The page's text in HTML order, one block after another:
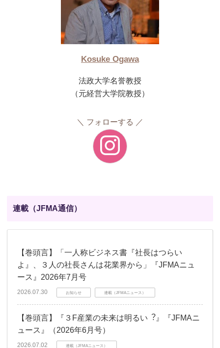
Kosuke Ogawa
法政大学名誉教授
（元経営大学院教授）
フォローする
連載（JFMA通信）
【巻頭言】「一人称ビジネス書『社長はつらい
よ』、３人の社長さんは花業界から」『JFMAニュ
ース』2026年7月号
2026.07.30 お知らせ 連載（JFMAニュース）
【巻頭言】『３F産業の未来は明るい︖』『JFMAニ
ュース』（2026年6月号）
2026.07.02 連載（JFMAニュース）